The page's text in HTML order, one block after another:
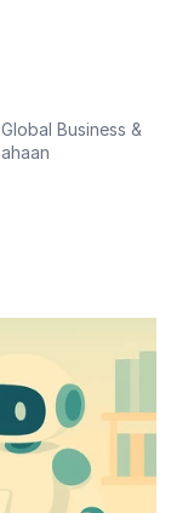
Business &